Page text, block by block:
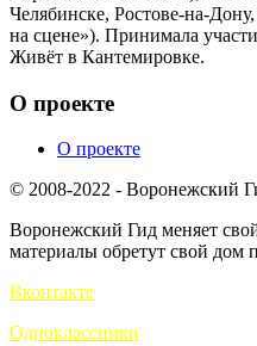
Челябинске, Ростове-на-
на сцене»). Принимала
Живёт в Кантемировке.
О проекте
О проекте
© 2008-2022 - Воронежский
Воронежский Гид меняет
материалы обретут свой дом
Вконтакте
Одноклассники